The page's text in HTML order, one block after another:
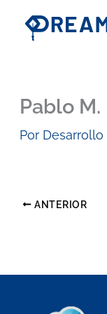
contenido
Pablo M.
Por Desarrollo
ANTERIOR